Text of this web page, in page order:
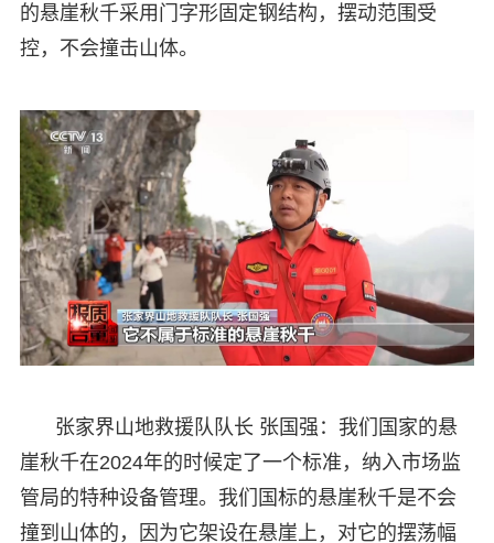
的悬崖秋千采用门字形固定钢结构，摆动范围受
控，不会撞击山体。
张家界山地救援队队长 张国强：我们国家的悬
崖秋千在2024年的时候定了一个标准，纳入市场监
管局的特种设备管理。我们国标的悬崖秋千是不会
撞到山体的，因为它架设在悬崖上，对它的摆荡幅